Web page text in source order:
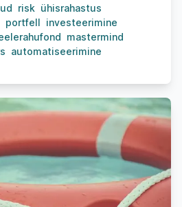
risk ühisrahastus
portfell investeerimine
mastermind
automatiseerimine